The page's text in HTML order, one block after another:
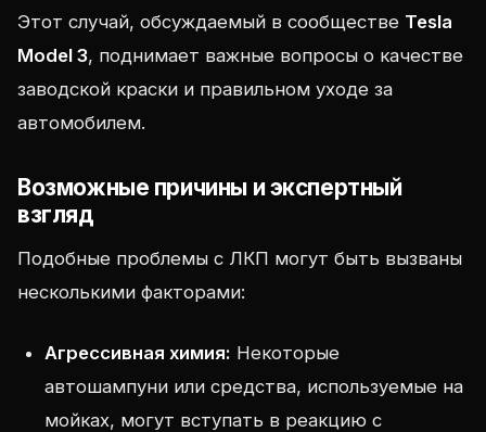
Этот случай, обсуждаемый в сообществе Tesla
Model 3, поднимает важные вопросы о качестве
заводской краски и правильном уходе за
автомобилем.
Возможные причины и экспертный
взгляд
Подобные проблемы с ЛКП могут быть вызваны
несколькими факторами:
Агрессивная химия: Некоторые
автошампуни или средства, используемые на
мойках, могут вступать в реакцию с